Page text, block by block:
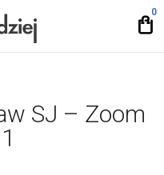
0
SJ – Zoom